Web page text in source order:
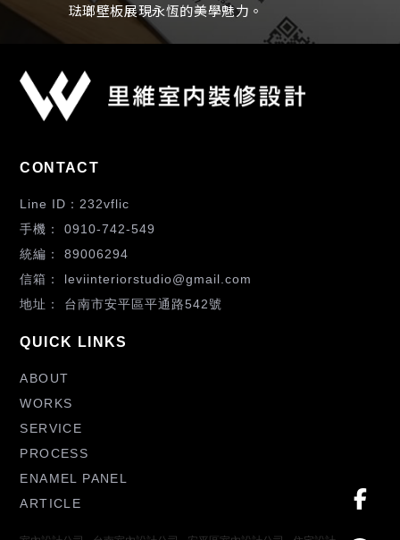
琺瑯壁板展現永恆的美學魅力。
232vflic
0910-742-549
89006294
leviinteriorstudio@gmail.com
台南市安平區平通路542號
ABOUT
WORKS
SERVICE
PROCESS
ENAMEL PANEL
ARTICLE